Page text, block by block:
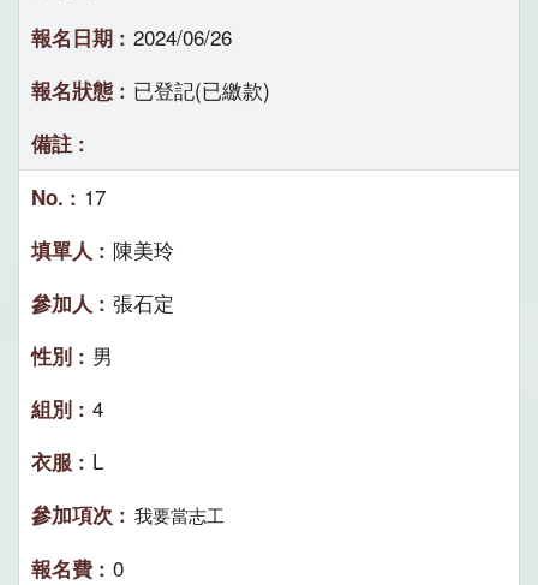
2024/06/26
已登記(已繳款)
17
陳美玲
張石定
男
4
L
我要當志工
0